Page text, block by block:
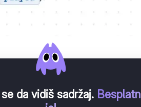
da vidiš sadržaj.